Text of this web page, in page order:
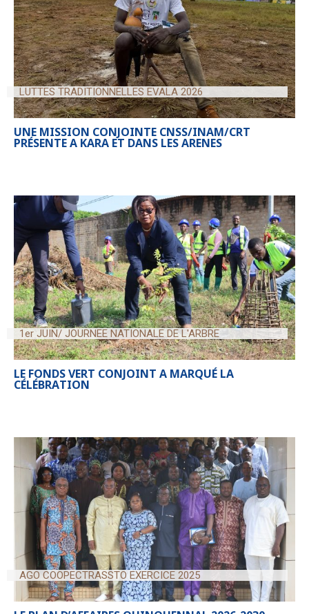
LUTTES TRADITIONNELLES EVALA 2026
UNE MISSION CONJOINTE CNSS/INAM/CRT
PRÉSENTE A KARA ET DANS LES ARENES
1er JUIN/ JOURNEE NATIONALE DE L'ARBRE
LE FONDS VERT CONJOINT A MARQUÉ LA
CÉLÉBRATION
AGO COOPECTRASSTO EXERCICE 2025